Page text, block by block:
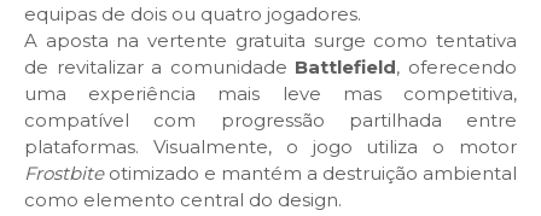
equipas de dois ou quatro jogadores.
A aposta na vertente gratuita surge como tentativa
de revitalizar a comunidade Battlefield, oferecendo
uma experiência mais leve mas competitiva,
compatível com progressão partilhada entre
plataformas. Visualmente, o jogo utiliza o motor
Frostbite otimizado e mantém a destruição ambiental
como elemento central do design.